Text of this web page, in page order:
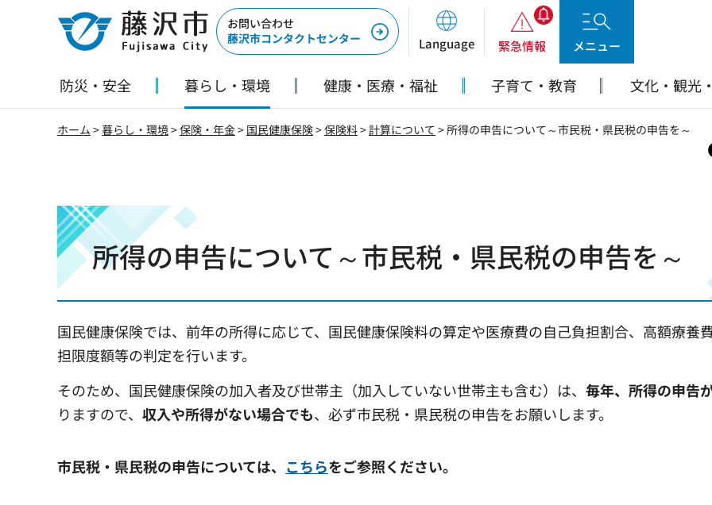
藤沢市
お問い合わせ
藤沢市コンタクトセンター
Language 緊急情報 メニュー
防災・安全 暮らし・環境 健康・医療・福祉 子育て・教育 文化・観光
ホーム >暮らし・環境>保険・年金> 国民健康保険>保険料>計算について > 所得の申告について～市民税・県民税の申告を～
所得の申告について～市民税・県民税の申告を～
国民健康保険では、前年の所得に応じて、国民健康保険料の算定や医療費の自己負担割合、高額療養
担限度額等の判定を行います。
そのため、国民健康保険の加入者及び世帯主（加入していない世帯主も含む）は、 毎年、所得の申告
りますので、 収入や所得がない場合でも、必ず市民税・県民税の申告をお願いします。
市民税・県民税の申告については、 こちらをご参照ください。